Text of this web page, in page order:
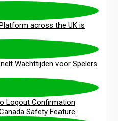
across the UK is
Wachttijden voor Spelers
Logout Confirmation
Safety Feature